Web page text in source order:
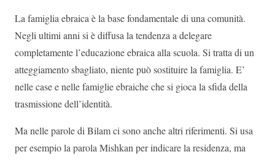
La famiglia ebraica è la base fondamentale di una comunità.
Negli ultimi anni si è diffusa la tendenza a delegare
completamente l’educazione ebraica alla scuola. Si tratta di un
atteggiamento sbagliato, niente può sostituire la famiglia. E’
nelle case e nelle famiglie ebraiche che si gioca la sfida della
trasmissione dell’identità.
Ma nelle parole di Bilam ci sono anche altri riferimenti. Si usa
per esempio la parola Mishkan per indicare la residenza, ma